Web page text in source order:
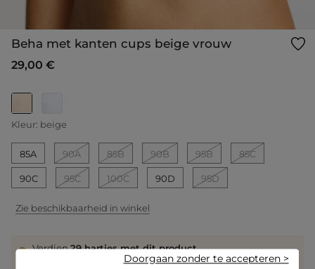
Beha met kanten cups beige vrouw
29,00 €
geselecteerd
Kleur: beige
85A 90A 85B 90B 95B 85C
90C 95C 100C 90D 95D
Zie beschikbaarheid in winkel
Verdien29 hartjes met dit product
Doorgaan zonder te accepteren >